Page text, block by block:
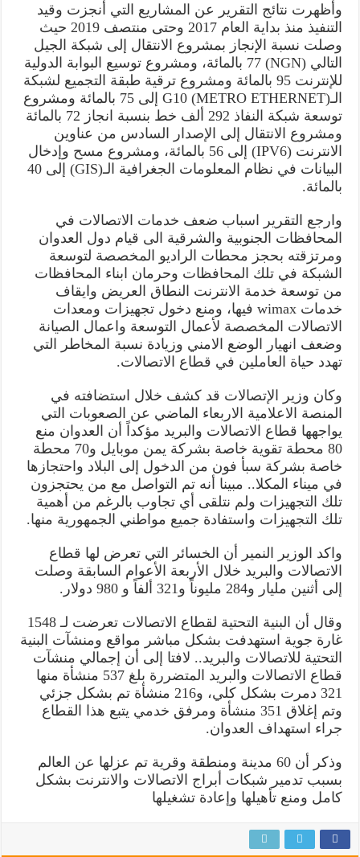
وأظهرت نتائج التقرير عن المشاريع التي أنجزت وقيد
التنفيذ منذ بداية العام 2017 وحتى منتصف 2019 حيث
وصلت نسبة الإنجاز بمشروع الانتقال إلى شبكة الجيل
التالي (NGN) 77 بالمائة، ومشروع توسيع البوابة الدولية
للإنترنت 95 بالمائة ومشروع ترقية طبقة التجميع لشبكة
الـG10 (METRO ETHERNET) إلى 75 بالمائة ومشروع
توسعة شبكة النفاذ 292 ألف خط بنسبة انجاز 72 بالمائة
ومشروع الانتقال إلى الإصدار السادس من عناوين
الانترنت (IPV6) إلى 56 بالمائة، ومشروع مسح وإدخال
البيانات في نظام المعلومات الجغرافية الـ(GIS) إلى 40
بالمائة.
وارجع التقرير اسباب ضعف خدمات الاتصالات في
المحافظات الجنوبية والشرقية الى قيام دول العدوان
ومرتزقته بحجز محطات الراديو المخصصة لتوسعة
الشبكة في تلك المحافظات وحرمان ابناء المحافظات
من توسعة خدمة الانترنت النطاق العريض وايقاف
خدمات wimax فيها، ومنع دخول تجهيزات ومعدات
الاتصالات المخصصة لأعمال التوسعة واعمال الصيانة
وضعف انهيار الوضع الامني وزيادة نسبة المخاطر التي
تهدد حياة العاملين في قطاع الاتصالات.
وكان وزير الإتصالات قد كشف خلال استضافته في
المنصة الاعلامية الاربعاء الماضي عن الصعوبات التي
يواجهها قطاع الاتصالات والبريد مؤكداً أن العدوان منع
80 محطة تقوية خاصة بشركة يمن موبايل و70 محطة
خاصة بشركة سبأ فون من الدخول إلى البلاد واحتجازها
في ميناء المكلا.. مبينا أنه تم التواصل مع من يحتجزون
تلك التجهيزات ولم نتلقى أي تجاوب بالرغم من أهمية
تلك التجهيزات واستفادة جميع مواطني الجمهورية منها.
واكد الوزير النمير أن الخسائر التي تعرض لها قطاع
الاتصالات والبريد خلال الأربعة الأعوام السابقة وصلت
إلى أثنين مليار و284 مليوناً و321 ألفاً و 980 دولار.
وقال أن البنية التحتية لقطاع الاتصالات تعرضت لـ 1548
غارة جوية استهدفت بشكل مباشر مواقع ومنشآت البنية
التحتية للاتصالات والبريد.. لافتا إلى أن إجمالي منشآت
قطاع الاتصالات والبريد المتضررة بلغ 537 منشأة منها
321 دمرت بشكل كلي، و216 منشأة تم بشكل جزئي
وتم إغلاق 351 منشأة ومرفق خدمي يتبع هذا القطاع
جراء استهداف العدوان.
وذكر أن 60 مدينة ومنطقة وقرية تم عزلها عن العالم
بسبب تدمير شبكات أبراج الاتصالات والانترنت بشكل
كامل ومنع تأهيلها وإعادة تشغيلها